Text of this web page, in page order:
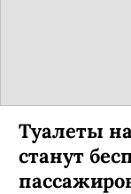
Туалеты
станут